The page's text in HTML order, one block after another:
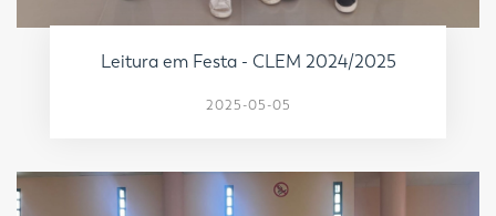
Leitura em Festa - CLEM 2024/2025
2025-05-05